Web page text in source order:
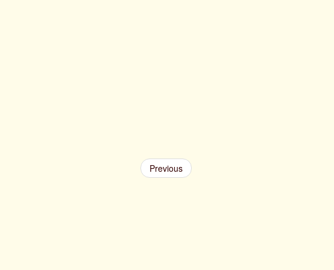
Previous